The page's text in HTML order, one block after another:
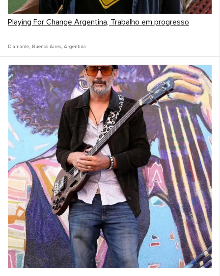
Playing For Change Argentina, Trabalho em progresso
Diamante, Buenos Aires, Argentina